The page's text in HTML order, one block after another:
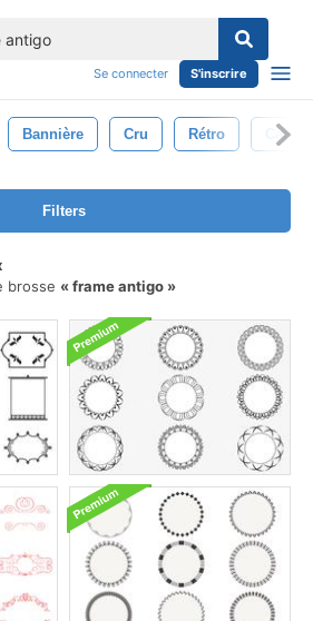
Se connecter S'inscrire
Bannière Cru Rétro Cadres
Filters
brosse
frame antigo